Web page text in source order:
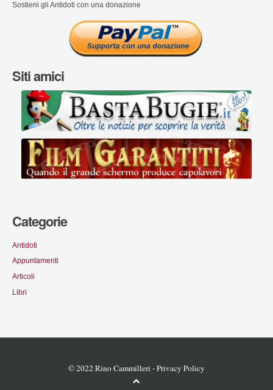
Sostieni gli Antidoti con una donazione
Siti amici
Categorie
Antidoti
Appuntamenti
Articoli
Libri
© 2022 Rino Cammilleri -Privacy Policy